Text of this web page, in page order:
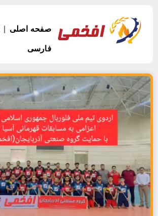
صفحه اصلی
فارسی